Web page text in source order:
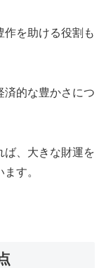
作を助ける役割も
済的な豊かさにつ
ば、大きな財運を
す。